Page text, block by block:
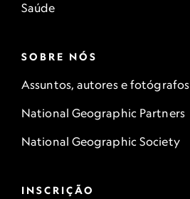
Saúde
SOBRE NÓS
Assuntos, autores e fotógrafos
National Geographic Partners
National Geographic Society
INSCRIÇÃO